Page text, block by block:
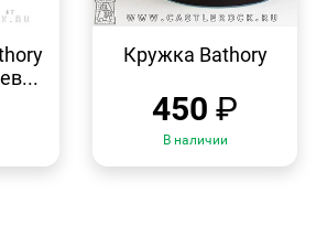
ПРОСМОТР
Кружка Bathory
450 ₽
В наличии